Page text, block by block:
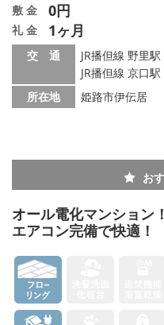
敷 金 0円
礼 金 1ヶ月
交 通
JR播但線 野里
JR播但線 京口
所在地
姫路市伊伝居
お
オール電化マンショ
エアコン完備で快適！